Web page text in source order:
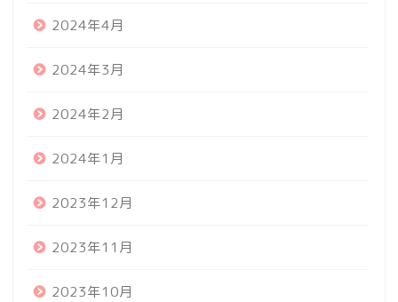
2024年4月
2024年3月
2024年2月
2024年1月
2023年12月
2023年11月
2023年10月